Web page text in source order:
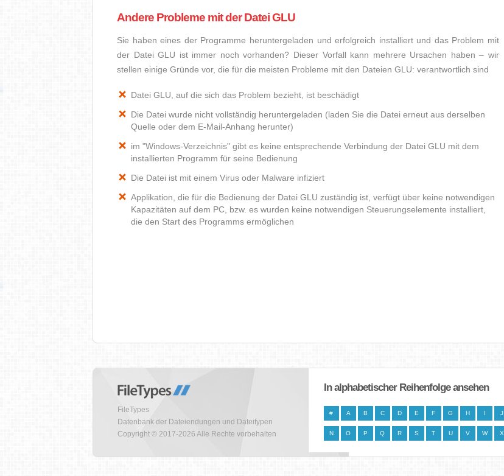
Andere Probleme mit der Datei GLU
Sie haben eines der Programme heruntergeladen und erfolgreich installiert und das Problem mit
der Datei GLU ist immer noch vorhanden? Dieser Vorfall kann mehrere Ursachen haben – wir
stellen einige Gründe vor, die für die meisten Probleme mit den Dateien GLU: verantwortlich sind
Datei GLU, auf die sich das Problem bezieht, ist beschädigt
Die Datei wurde nicht vollständig heruntergeladen (laden Sie die Datei erneut aus derselben
Quelle oder dem E-Mail-Anhang herunter)
im "Windows-Verzeichnis" gibt es keine entsprechende Verbindung der Datei GLU mit dem
installierten Programm für seine Bedienung
Die Datei ist mit einem Virus oder Malware infiziert
Applikation, die für die Bedienung der Datei GLU zuständig ist, verfügt über keine notwendigen
Kapazitäten auf dem PC, bzw. es wurden keine notwendigen Steuerungselemente installiert,
die den Start des Programms ermöglichen
FileTypes
Datenbank der Dateiendungen und Dateitypen
Copyright © 2017-2026 Alle Rechte vorbehalten
In alphabetischer Reihenfolge ansehen
# A B C D E F G H I J
N O P Q R S T U V W X